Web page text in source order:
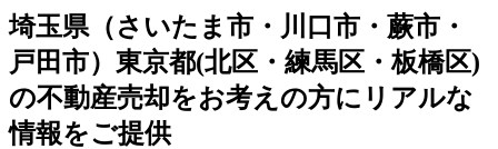
埼玉県（さいたま市・川口市・蕨市・
戸田市）東京都(北区・練馬区・板橋区)
の不動産売却をお考えの方にリアルな
情報をご提供